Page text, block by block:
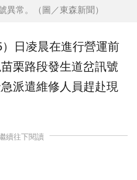
異常。（圖／東森新聞）
日凌晨在進行營運前
苗栗路段發生道岔訊號
派遣維修人員趕赴現
續往下閱讀